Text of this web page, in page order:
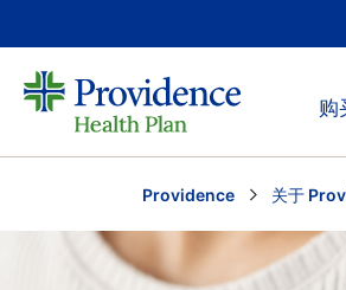
购
Providence 关于